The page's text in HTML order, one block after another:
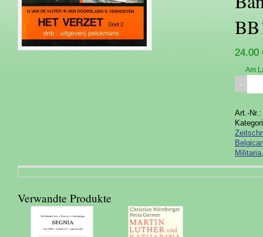
24.00
Am
Art.-Nr.:
Militaria
Verwandte Produkte